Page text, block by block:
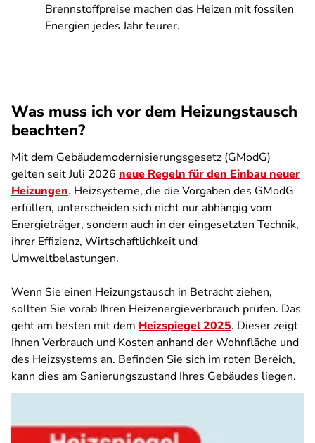
Brennstoffpreise machen das Heizen mit fossilen
Energien jedes Jahr teurer.
Was muss ich vor dem Heizungstausch
beachten?
Mit dem Gebäudemodernisierungsgesetz (GModG)
gelten seit Juli 2026 neue Regeln für den Einbau neuer
Heizungen. Heizsysteme, die die Vorgaben des GModG
erfüllen, unterscheiden sich nicht nur abhängig vom
Energieträger, sondern auch in der eingesetzten Technik,
ihrer Effizienz, Wirtschaftlichkeit und
Umweltbelastungen.
Wenn Sie einen Heizungstausch in Betracht ziehen,
sollten Sie vorab Ihren Heizenergieverbrauch prüfen. Das
geht am besten mit dem Heizspiegel 2025. Dieser zeigt
Ihnen Verbrauch und Kosten anhand der Wohnfläche und
des Heizsystems an. Befinden Sie sich im roten Bereich,
kann dies am Sanierungszustand Ihres Gebäudes liegen.